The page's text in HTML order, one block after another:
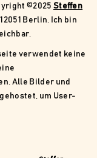
©2025 Steffen
Berlin. Ich bin
verwendet keine
Alle Bilder und
um User-